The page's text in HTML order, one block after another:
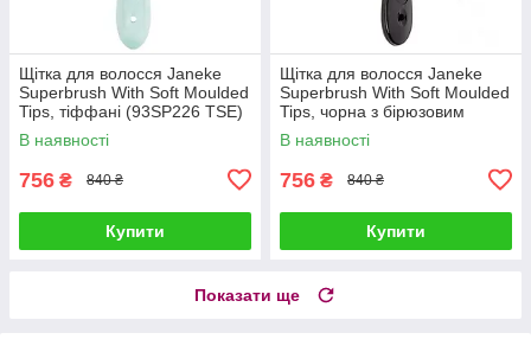
Щітка для волосся Janeke
Superbrush With Soft Moulded
Tips, тіффані (93SP226 TSE)
В наявності
756 ₴ 840 ₴
Купити
Щітка для волосся Janeke
Superbrush With Soft Moulded
Tips, чорна з бірюзовим
(71SP226 TFF)
В наявності
756 ₴ 840 ₴
Купити
Показати ще